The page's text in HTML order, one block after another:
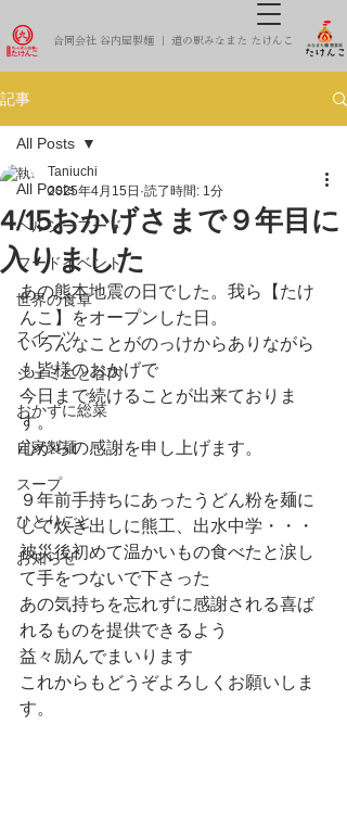
合同会社 谷内屋製麺 ｜ 道の駅みなまた たけんこ
記事
All Posts
ヘルシーフード
フードイベント
世界の食卓
スイーツ
ジェミニと谷内
おかずに総菜
自家製麺
スープ
ひとりごと
お知らせ
All Posts
4/15おかげさまで９年目に
入りました
Taniuchi
2025年4月15日 読了時間: 1分
あの熊本地震の日でした。我ら【たけ
んこ】をオープンした日。
いろんなことがのっけからありながら
も皆様のおかげで
今日まで続けることが出来ておりま
す。
心からの感謝を申し上げます。
９年前手持ちにあったうどん粉を麺に
して炊き出しに熊工、出水中学・・・
被災後初めて温かいもの食べたと涙し
て手をつないで下さった
あの気持ちを忘れずに感謝される喜ば
れるものを提供できるよう
益々励んでまいります
これからもどうぞよろしくお願いしま
す。